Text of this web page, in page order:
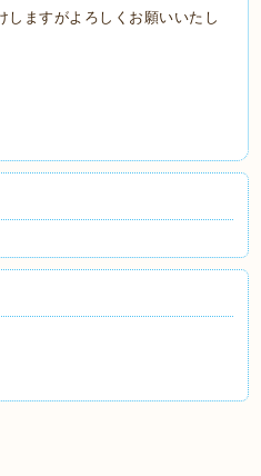
しますがよろしくお願いいたし